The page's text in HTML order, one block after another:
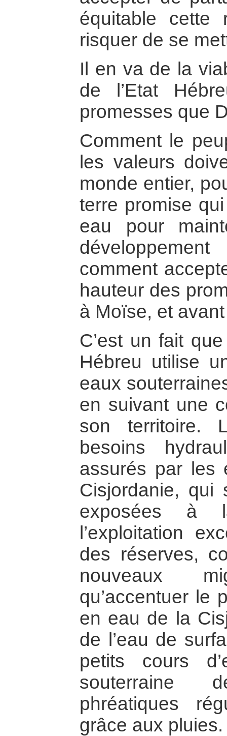
équitable cette
risquer de se
Il en va de la
de l’Etat
promesses que
Comment le
les valeurs
monde entier,
terre promise
eau pour
comment
hauteur des
à Moïse, et
C’est un fait
Hébreu utilise
eaux
en suivant une
son territoire.
besoins
assurés par les
Cisjordanie,
exposées à
l’exploitation
des réserves,
nouveaux
qu’accentuer le
en eau de la
de l’eau de
petits cours
souterraine
phréatiques
grâce aux pluies.